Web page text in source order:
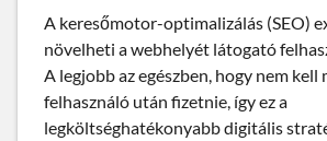
A keresőmotor-optimalizálás (SEO)
növelheti a webhelyét látogató
A legjobb az egészben, hogy nem kell
felhasználó után fizetnie, így ez a
legköltséghatékonyabb digitális